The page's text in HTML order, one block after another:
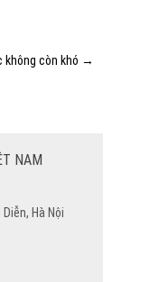
không còn khó →
NAM
Hà Nội